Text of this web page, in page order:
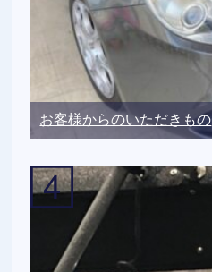
お客様からのいただきもの